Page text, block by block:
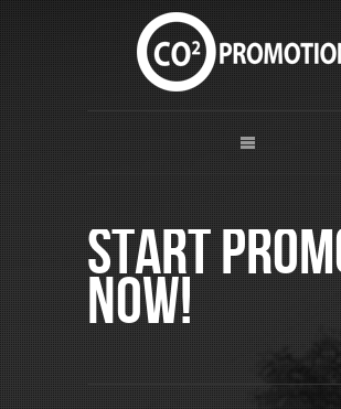
Start
now!